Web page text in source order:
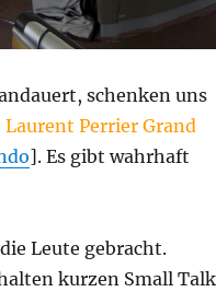
schenken uns
Laurent Perrier Grand
]. Es gibt wahrhaft
Leute gebracht.
kurzen Small